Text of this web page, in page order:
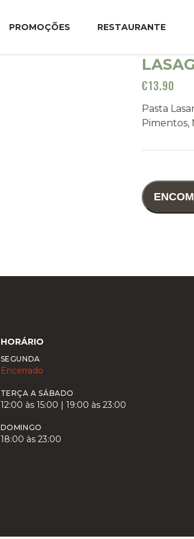
PROMOÇÕES RESTAURANTE
€13.90
Pasta
Pimentos,
HORÁRIO
SEGUNDA
Encerrado
TERÇA A SÁBADO
12:00 às 15:00 | 19:00 às 23:00
DOMINGO
18:00 às 23:00